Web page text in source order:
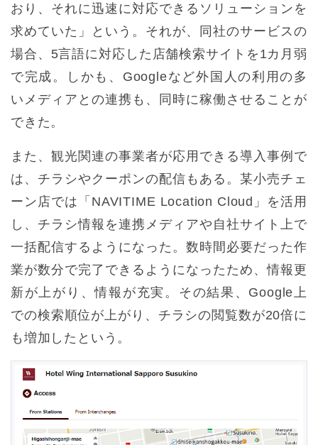
おり、それに迅速に対応できるソリューションを
求めていた」という。それが、同社のサービスの
場合、5言語に対応した店舗検索サイトを1カ月弱
で完成。しかも、Googleなど外国人の利用の多
いメディアとの連携も、同時に稼働させることが
できた。
また、観光関連の事業者が応用できる導入事例で
は、チラシやクーポンの配信もある。某小売チェ
ーン店では「NAVITIME Location Cloud」を活用
し、チラシ情報を連携メディアや自社サイト上で
一括配信するようになった。数時間必要だった作
業が数分で完了できるようになったため、情報更
新が上がり、情報が充実。その結果、Google上
での検索順位が上がり、チラシの閲覧数が20倍に
も増加したという。